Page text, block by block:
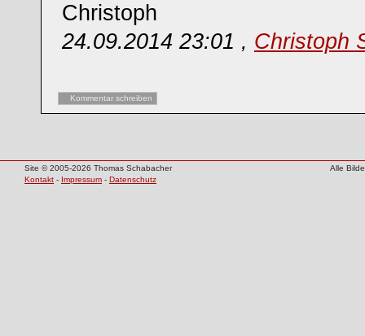
Christoph
24.09.2014 23:01 , Christoph
Kommentar schreiben
Site © 2005-2026 Thomas Schabacher
Alle
Kontakt - Impressum - Datenschutz